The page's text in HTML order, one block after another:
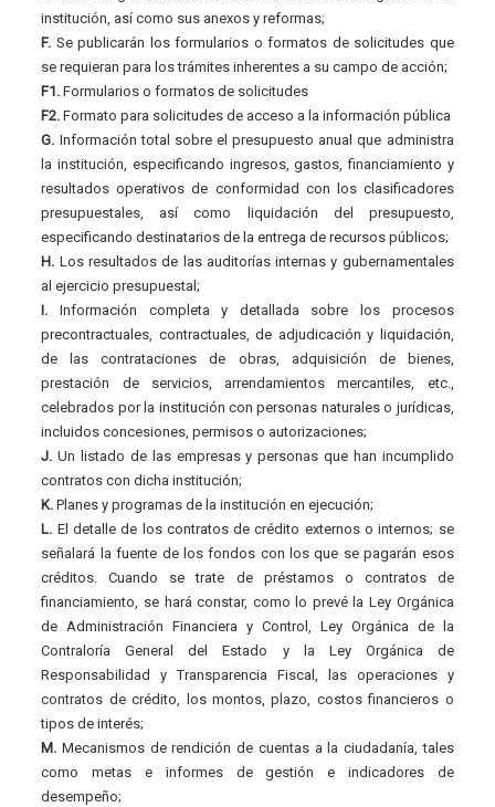
institución, así como sus anexos y reformas;
F. Se publicarán los formularios o formatos de solicitudes que
se requieran para los trámites inherentes a su campo de acción;
F1. Formularios o formatos de solicitudes
F2. Formato para solicitudes de acceso a la información pública
G. Información total sobre el presupuesto anual que administra
la institución, especificando ingresos, gastos, financiamiento y
resultados operativos de conformidad con los clasificadores
presupuestales, así como liquidación del presupuesto,
especificando destinatarios de la entrega de recursos públicos;
H. Los resultados de las auditorías internas y gubernamentales
al ejercicio presupuestal;
I. Información completa y detallada sobre los procesos
precontractuales, contractuales, de adjudicación y liquidación,
de las contrataciones de obras, adquisición de bienes,
prestación de servicios, arrendamientos mercantiles, etc.,
celebrados por la institución con personas naturales o jurídicas,
incluidos concesiones, permisos o autorizaciones;
J. Un listado de las empresas y personas que han incumplido
contratos con dicha institución;
K. Planes y programas de la institución en ejecución;
L. El detalle de los contratos de crédito externos o internos; se
señalará la fuente de los fondos con los que se pagarán esos
créditos. Cuando se trate de préstamos o contratos de
financiamiento, se hará constar, como lo prevé la Ley Orgánica
de Administración Financiera y Control, Ley Orgánica de la
Contraloría General del Estado y la Ley Orgánica de
Responsabilidad y Transparencia Fiscal, las operaciones y
contratos de crédito, los montos, plazo, costos financieros o
tipos de interés;
M. Mecanismos de rendición de cuentas a la ciudadanía, tales
como metas e informes de gestión e indicadores de
desempeño;